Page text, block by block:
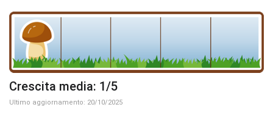
Crescita media: 1/5
Ultimo aggiornamento: 20/10/2025